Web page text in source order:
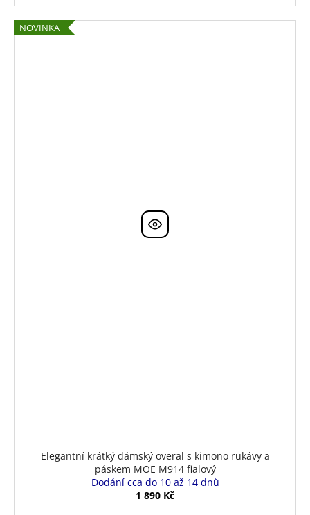
NOVINKA
Elegantní krátký dámský overal s kimono rukávy a
páskem MOE M914 fialový
Dodání cca do 10 až 14 dnů
1 890 Kč